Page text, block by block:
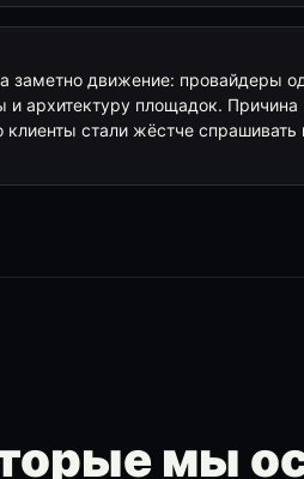
заметно движение: провайдеры
архитектуру площадок. Причина
клиенты стали жёстче спрашивать
мы